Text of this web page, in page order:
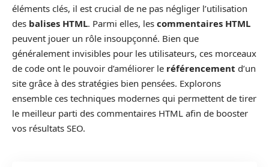
éléments clés, il est crucial de ne pas négliger l’utilisation
des balises HTML. Parmi elles, les commentaires HTML
peuvent jouer un rôle insoupçonné. Bien que
généralement invisibles pour les utilisateurs, ces morceaux
de code ont le pouvoir d’améliorer le référencement d’un
site grâce à des stratégies bien pensées. Explorons
ensemble ces techniques modernes qui permettent de tirer
le meilleur parti des commentaires HTML afin de booster
vos résultats SEO.